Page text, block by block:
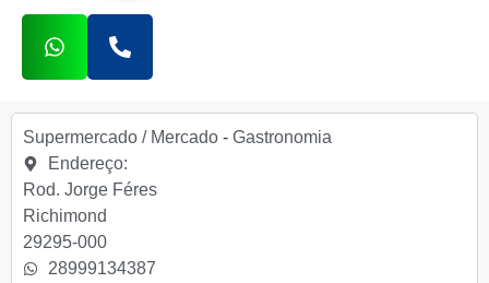
Supermercado / Mercado - Gastronomia
Endereço:
Rod. Jorge Féres
Richimond
29295-000
28999134387